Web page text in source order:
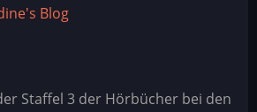
Blog
Staffel 3 der Hörbücher bei den